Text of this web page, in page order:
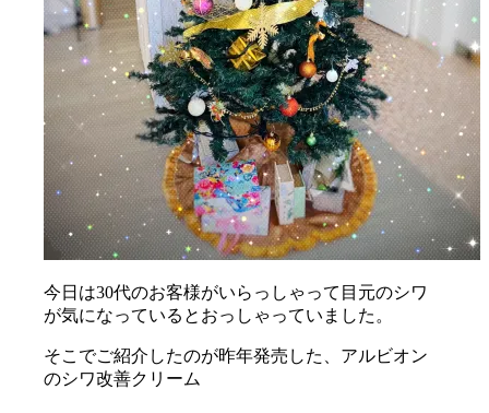
今日は30代のお客様がいらっしゃって目元のシワ
が気になっているとおっしゃっていました。
そこでご紹介したのが昨年発売した、アルビオン
のシワ改善クリーム